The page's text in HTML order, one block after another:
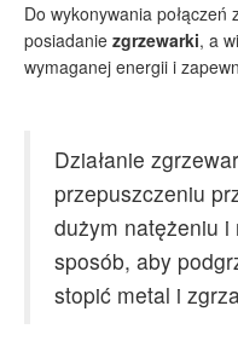
Do wykonywania
posiadanie zgrzewarki, a
wymaganej energii i
Działanie
przepuszczeniu
dużym natężeniu
sposób, aby
stopić metal i